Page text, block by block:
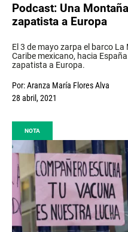
Podcast: Una
zapatista a Europa
El 3 de mayo zarpa el barco La
Caribe mexicano, hacia
zapatista a Europa.
Por:Aranza María Flores Alva
28 abril, 2021
NOTA